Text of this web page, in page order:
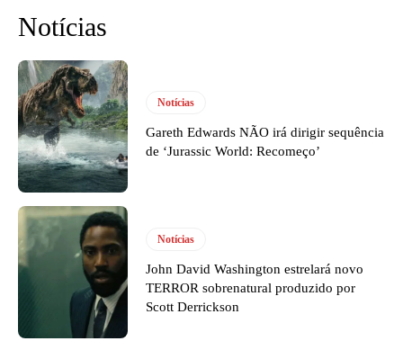
Notícias
Notícias
Gareth Edwards NÃO irá dirigir sequência
de ‘Jurassic World: Recomeço’
Notícias
John David Washington estrelará novo
TERROR sobrenatural produzido por
Scott Derrickson